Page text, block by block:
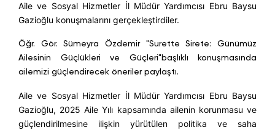
Aile ve Sosyal Hizmetler İl Müdür Yardımcısı Ebru Baysu
Gazioğlu konuşmalarını gerçekleştirdiler.
Öğr. Gör. Sümeyra Özdemir "Surette Sirete: Günümüz
Ailesinin Güçlükleri ve Güçleri"başlıklı konuşmasında
ailemizi güçlendirecek öneriler paylaştı.
Aile ve Sosyal Hizmetler İl Müdür Yardımcısı Ebru Baysu
Gazioğlu, 2025 Aile Yılı kapsamında ailenin korunmasu ve
güçlendirilmesine ilişkin yürütülen politika ve saha